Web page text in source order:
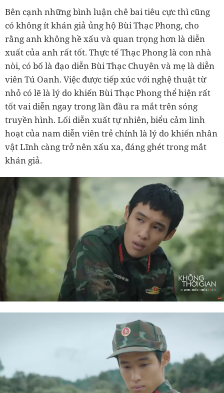
Bên cạnh những bình luận chê bai tiêu cực thì cũng
có không ít khán giả ủng hộ Bùi Thạc Phong, cho
rằng anh không hề xấu và quan trọng hơn là diễn
xuất của anh rất tốt. Thực tế Thạc Phong là con nhà
nòi, có bố là đạo diễn Bùi Thạc Chuyên và mẹ là diễn
viên Tú Oanh. Việc được tiếp xúc với nghệ thuật từ
nhỏ có lẽ là lý do khiến Bùi Thạc Phong thể hiện rất
tốt vai diễn ngay trong lần đầu ra mắt trên sóng
truyền hình. Lối diễn xuất tự nhiên, biểu cảm linh
hoạt của nam diễn viên trẻ chính là lý do khiến nhân
vật Lĩnh càng trở nên xấu xa, đáng ghét trong mắt
khán giả.